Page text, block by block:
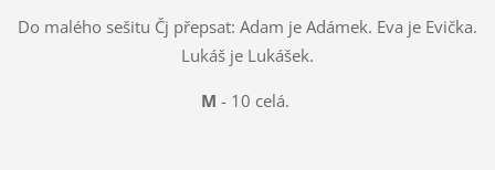
Do malého sešitu Čj přepsat: Adam je Adámek. Eva je Evička.
Lukáš je Lukášek.
M - 10 celá.